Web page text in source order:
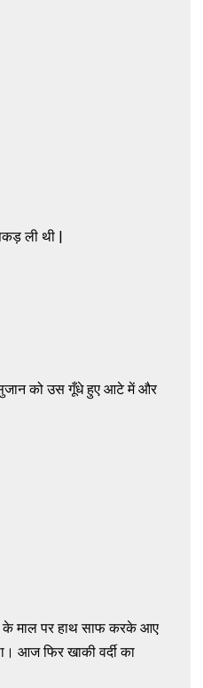
ली थी |
को उस गूँधे हुए आटे में और
के माल पर हाथ साफ करके आए
आज फिर खाकी वर्दी का